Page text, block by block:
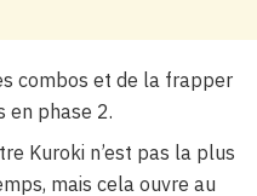
combos et de la frapper
en phase 2.
Kuroki n’est pas la plus
mais cela ouvre au